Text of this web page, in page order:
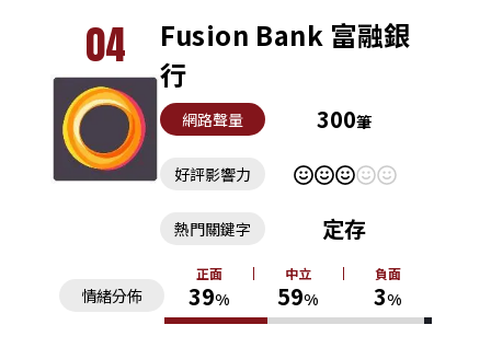
04
Fusion Bank 富融銀
行
網路聲量 300筆
好評影響力
情緒分佈
正面
39%
中立
59%
負面
3%
熱門關鍵字 定存